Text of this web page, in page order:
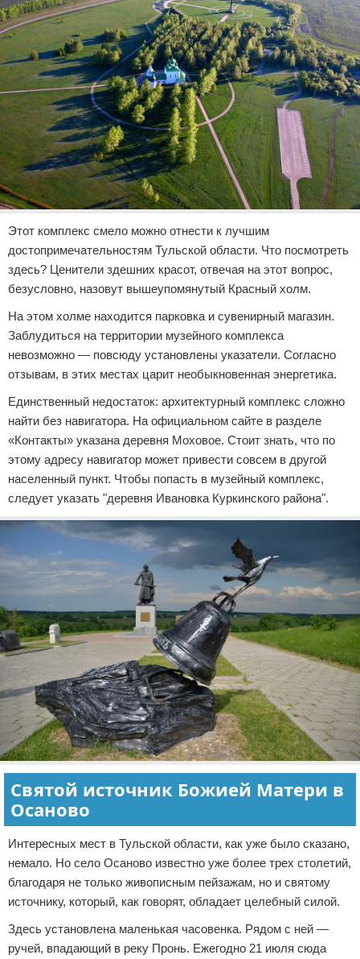
Этот комплекс смело можно отнести к лучшим
достопримечательностям Тульской области. Что посмотреть
здесь? Ценители здешних красот, отвечая на этот вопрос,
безусловно, назовут вышеупомянутый Красный холм.
На этом холме находится парковка и сувенирный магазин.
Заблудиться на территории музейного комплекса
невозможно — повсюду установлены указатели. Согласно
отзывам, в этих местах царит необыкновенная энергетика.
Единственный недостаток: архитектурный комплекс сложно
найти без навигатора. На официальном сайте в разделе
«Контакты» указана деревня Моховое. Стоит знать, что по
этому адресу навигатор может привести совсем в другой
населенный пункт. Чтобы попасть в музейный комплекс,
следует указать "деревня Ивановка Куркинского района".
Святой источник Божией Матери в
Осаново
Интересных мест в Тульской области, как уже было сказано,
немало. Но село Осаново известно уже более трех столетий,
благодаря не только живописным пейзажам, но и святому
источнику, который, как говорят, обладает целебный силой.
Здесь установлена маленькая часовенка. Рядом с ней —
ручей, впадающий в реку Пронь. Ежегодно 21 июля сюда